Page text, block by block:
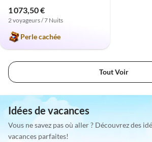
1 073,50 €
2 voyageurs / 7 Nuits
Perle cachée
Tout Voir
Idées de vacances
Vous ne savez pas où aller ? Découvrez des
vacances parfaites!